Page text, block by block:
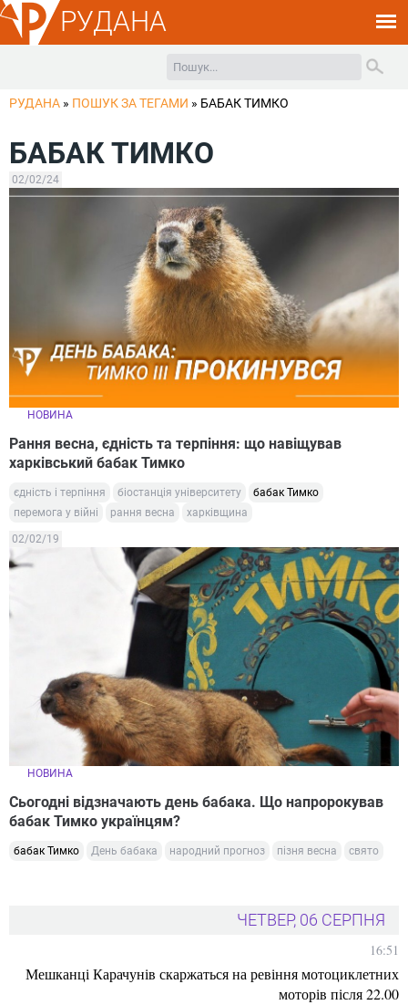
РУДАНА
РУДАНА » ПОШУК ЗА ТЕГАМИ » БАБАК ТИМКО
БАБАК ТИМКО
02/02/24
НОВИНА
Рання весна, єдність та терпіння: що навіщував
харківський бабак Тимко
єдність і терпіння біостанція університету
бабак Тимко
перемога у війні
рання весна харківщина
02/02/19
НОВИНА
Сьогодні відзначають день бабака. Що напророкував
бабак Тимко українцям?
бабак Тимко День бабака народний прогноз пізня весна свято
ЧЕТВЕР, 06 СЕРПНЯ
16:51
Мешканці Карачунів скаржаться на ревіння мотоциклетних
моторів після 22.00